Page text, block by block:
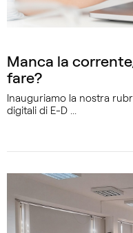
Manca la
fare?
Inauguriamo la nostra
digitali di E-D ...